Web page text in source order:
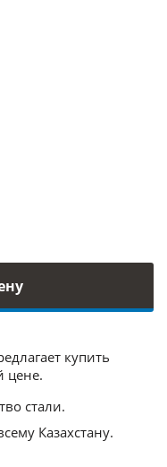
купить
цене.
стали.
Казахстану.